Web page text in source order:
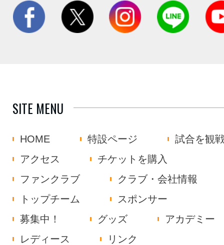
SITE MENU
HOME 特設ページ
試合を観
アクセス
チケットを購入
ファンクラブ
クラブ・会社情報
トップチーム
スポンサー
募集中！
グッズ
アカデミー
レディース
リンク